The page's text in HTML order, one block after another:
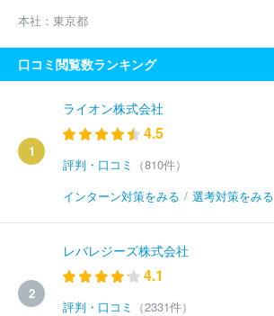
本社： 東京都
口コミ閲覧数ランキング
1
ライオン株式会社
4.5
評判・口コミ
（810件）
インターン対策をみる / 選考対策をみる
2
レバレジーズ株式会社
4.1
評判・口コミ
（2331件）